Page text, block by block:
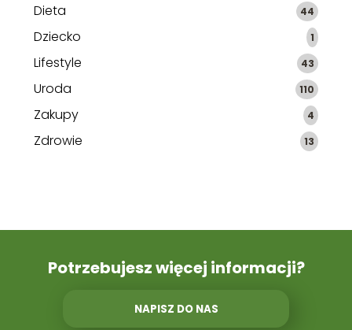
Dieta 44
Dziecko 1
Lifestyle 43
Uroda 110
Zakupy 4
Zdrowie 13
Potrzebujesz więcej informacji?
NAPISZ DO NAS